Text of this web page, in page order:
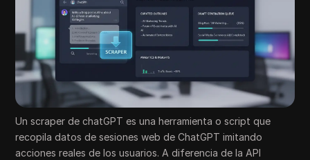
Un scraper de chatGPT es una herramienta o script que
recopila datos de sesiones web de ChatGPT imitando
acciones reales de los usuarios. A diferencia de la API